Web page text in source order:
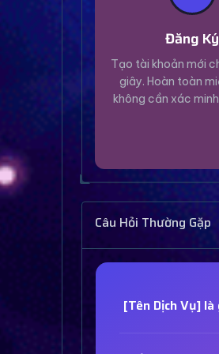
Đăng Ký
Tạo tài khoản mới
giây. Hoàn toàn
không cần xác
Câu Hỏi Thường Gặp
[Tên Dịch Vụ] là